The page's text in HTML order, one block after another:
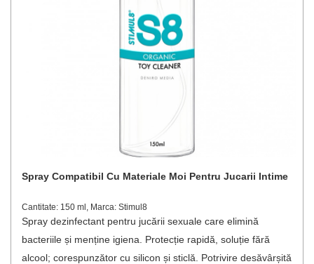
Spray Compatibil Cu Materiale Moi Pentru Jucarii Intime
Cantitate: 150 ml, Marca: Stimul8
Spray dezinfectant pentru jucării sexuale care elimină
bacteriile și menține igiena. Protecție rapidă, soluție fără
alcool; corespunzător cu silicon și sticlă. Potrivire desăvârșită